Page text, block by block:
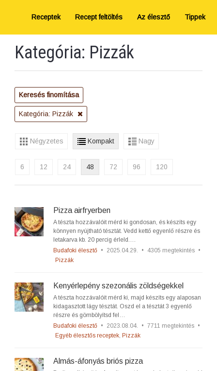
Receptek Recept feltöltés Az élesztő Tippek
Kategória: Pizzák
Keresés finomítása
Kategória: Pizzák
Négyzetes Kompakt Nagy
6 12 24 48 72 96 120
Pizza airfryerben
A tészta hozzávalóit mérd ki gondosan, és készíts egy
könnyen nyújtható tésztát. Vedd kettő egyenlő részre és
letakarva kb. 20 percig érleld.…
Budafoki élesztő • 2025.04.29. • 4305 megtekintés •
Pizzák
Kenyérlepény szezonális zöldségekkel
A tészta hozzávalóit mérd ki, majd készíts egy alaposan
kidagasztott lágy tésztát. Oszd el a tésztát 3 egyenlő
részre és gömbölyítsd fel…
Budafoki élesztő • 2023.08.04. • 7711 megtekintés •
Egyéb élesztős receptek, Pizzák
Almás-áfonyás briós pizza